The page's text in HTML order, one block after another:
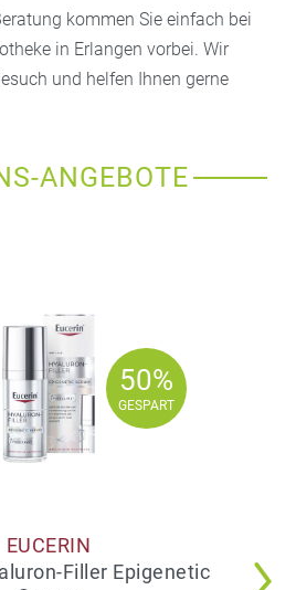
kommen Sie einfach bei
in Erlangen vorbei. Wir
und helfen Ihnen gerne
ANGEBOTE
50%
GESPART
50%
GESPART
EUCERIN
Filler Epigenetic